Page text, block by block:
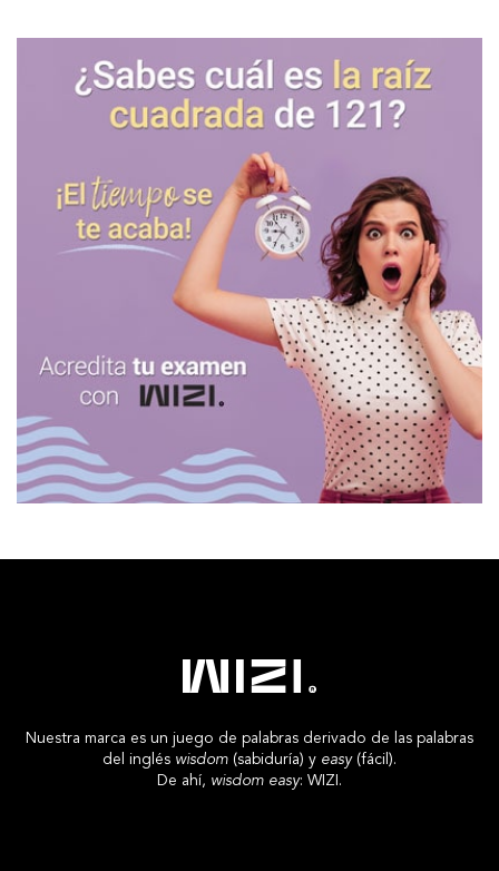
Nuestra marca es un juego de palabras derivado de las palabras
del inglés wisdom (sabiduría) y easy(fácil).
De ahí, wisdom easy: WIZI.